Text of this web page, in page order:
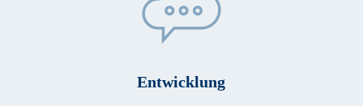
Entwicklung